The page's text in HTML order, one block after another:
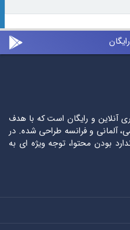
آنلاین و رایگان است که با هدف
آلمانی و فرانسه طراحی شده. در
بودن محتوا، توجه ویژه ای به